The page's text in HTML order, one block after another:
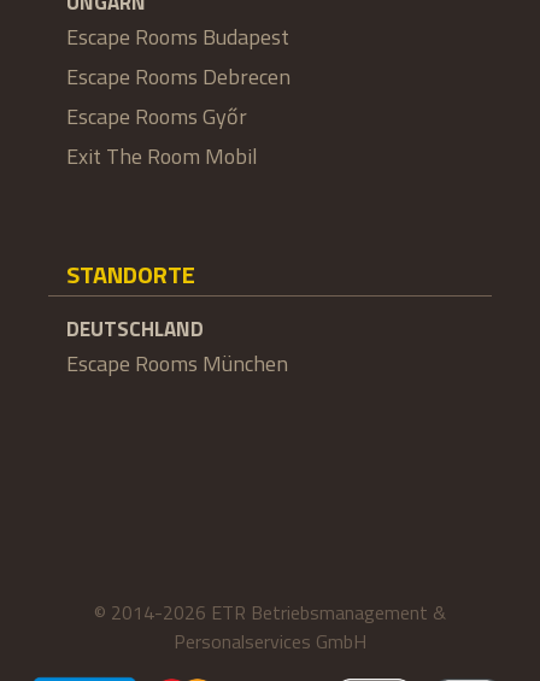
Escape Rooms Budapest
Escape Rooms Debrecen
Escape Rooms Győr
Exit The Room Mobil
STANDORTE
DEUTSCHLAND
Escape Rooms München
© 2014-2026 ETR Betriebsmanagement &
Personalservices GmbH